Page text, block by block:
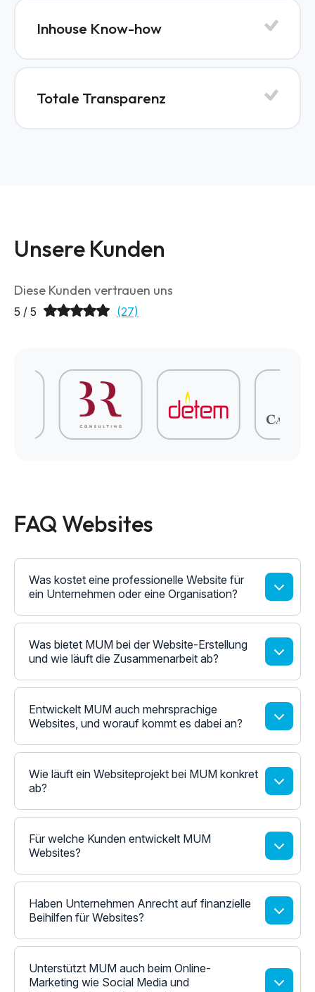
Inhouse Know-how
Totale Transparenz
Unsere Kunden
Diese Kunden vertrauen uns
5 / 5 (27)
FAQ Websites
Was kostet eine professionelle Website für
ein Unternehmen oder eine Organisation?
Was bietet MUM bei der Website-Erstellung
und wie läuft die Zusammenarbeit ab?
Entwickelt MUM auch mehrsprachige
Websites, und worauf kommt es dabei an?
Wie läuft ein Websiteprojekt bei MUM konkret
ab?
Für welche Kunden entwickelt MUM
Websites?
Haben Unternehmen Anrecht auf finanzielle
Beihilfen für Websites?
Unterstützt MUM auch beim Online-
Marketing wie Social Media und